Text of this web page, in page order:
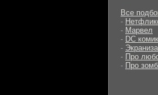
Все
-
- Марвел
- DC
-
- Про
- Про